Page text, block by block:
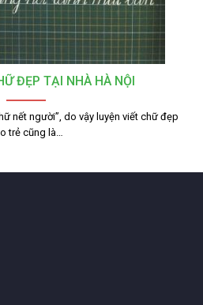
ĐẸP TẠI NHÀ HÀ NỘI
nết người”, do vậy luyện viết chữ đẹp
trẻ cũng là…